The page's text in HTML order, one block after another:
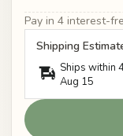
Pay in 4 interest-
Shipping
Ships within
Aug 15